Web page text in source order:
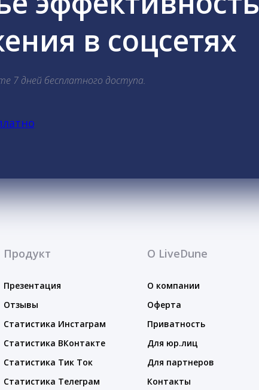
в соцсетях
7 дней бесплатного доступа.
Продукт
Презентация
Отзывы
Статистика Инстаграм
Статистика ВКонтакте
Статистика Тик Ток
Статистика Телеграм
О LiveDune
О компании
Оферта
Приватность
Для юр.лиц
Для партнеров
Контакты